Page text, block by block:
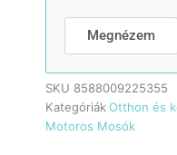
mennyiségMegnézem
SKU 8588009225355
KategóriákOtthon és
Motoros Mosók